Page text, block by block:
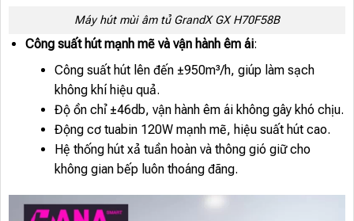
Máy hút mùi âm tủ GrandX GX H70F58B
Công suất hút mạnh mẽ và vận hành êm ái:
Công suất hút lên đến ±950m³/h, giúp làm sạch
không khí hiệu quả.
Độ ồn chỉ ±46db, vận hành êm ái không gây khó chịu.
Động cơ tuabin 120W mạnh mẽ, hiệu suất hút cao.
Hệ thống hút xả tuần hoàn và thông gió giữ cho
không gian bếp luôn thoáng đãng.